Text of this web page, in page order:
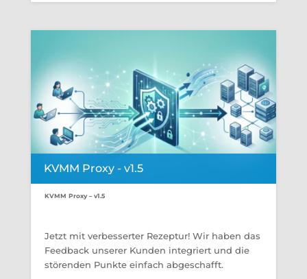
KVMM Proxy - v1.5
KVMM Proxy – v1.5
Jetzt mit verbesserter Rezeptur! Wir haben das
Feedback unserer Kunden integriert und die
störenden Punkte einfach abgeschafft.